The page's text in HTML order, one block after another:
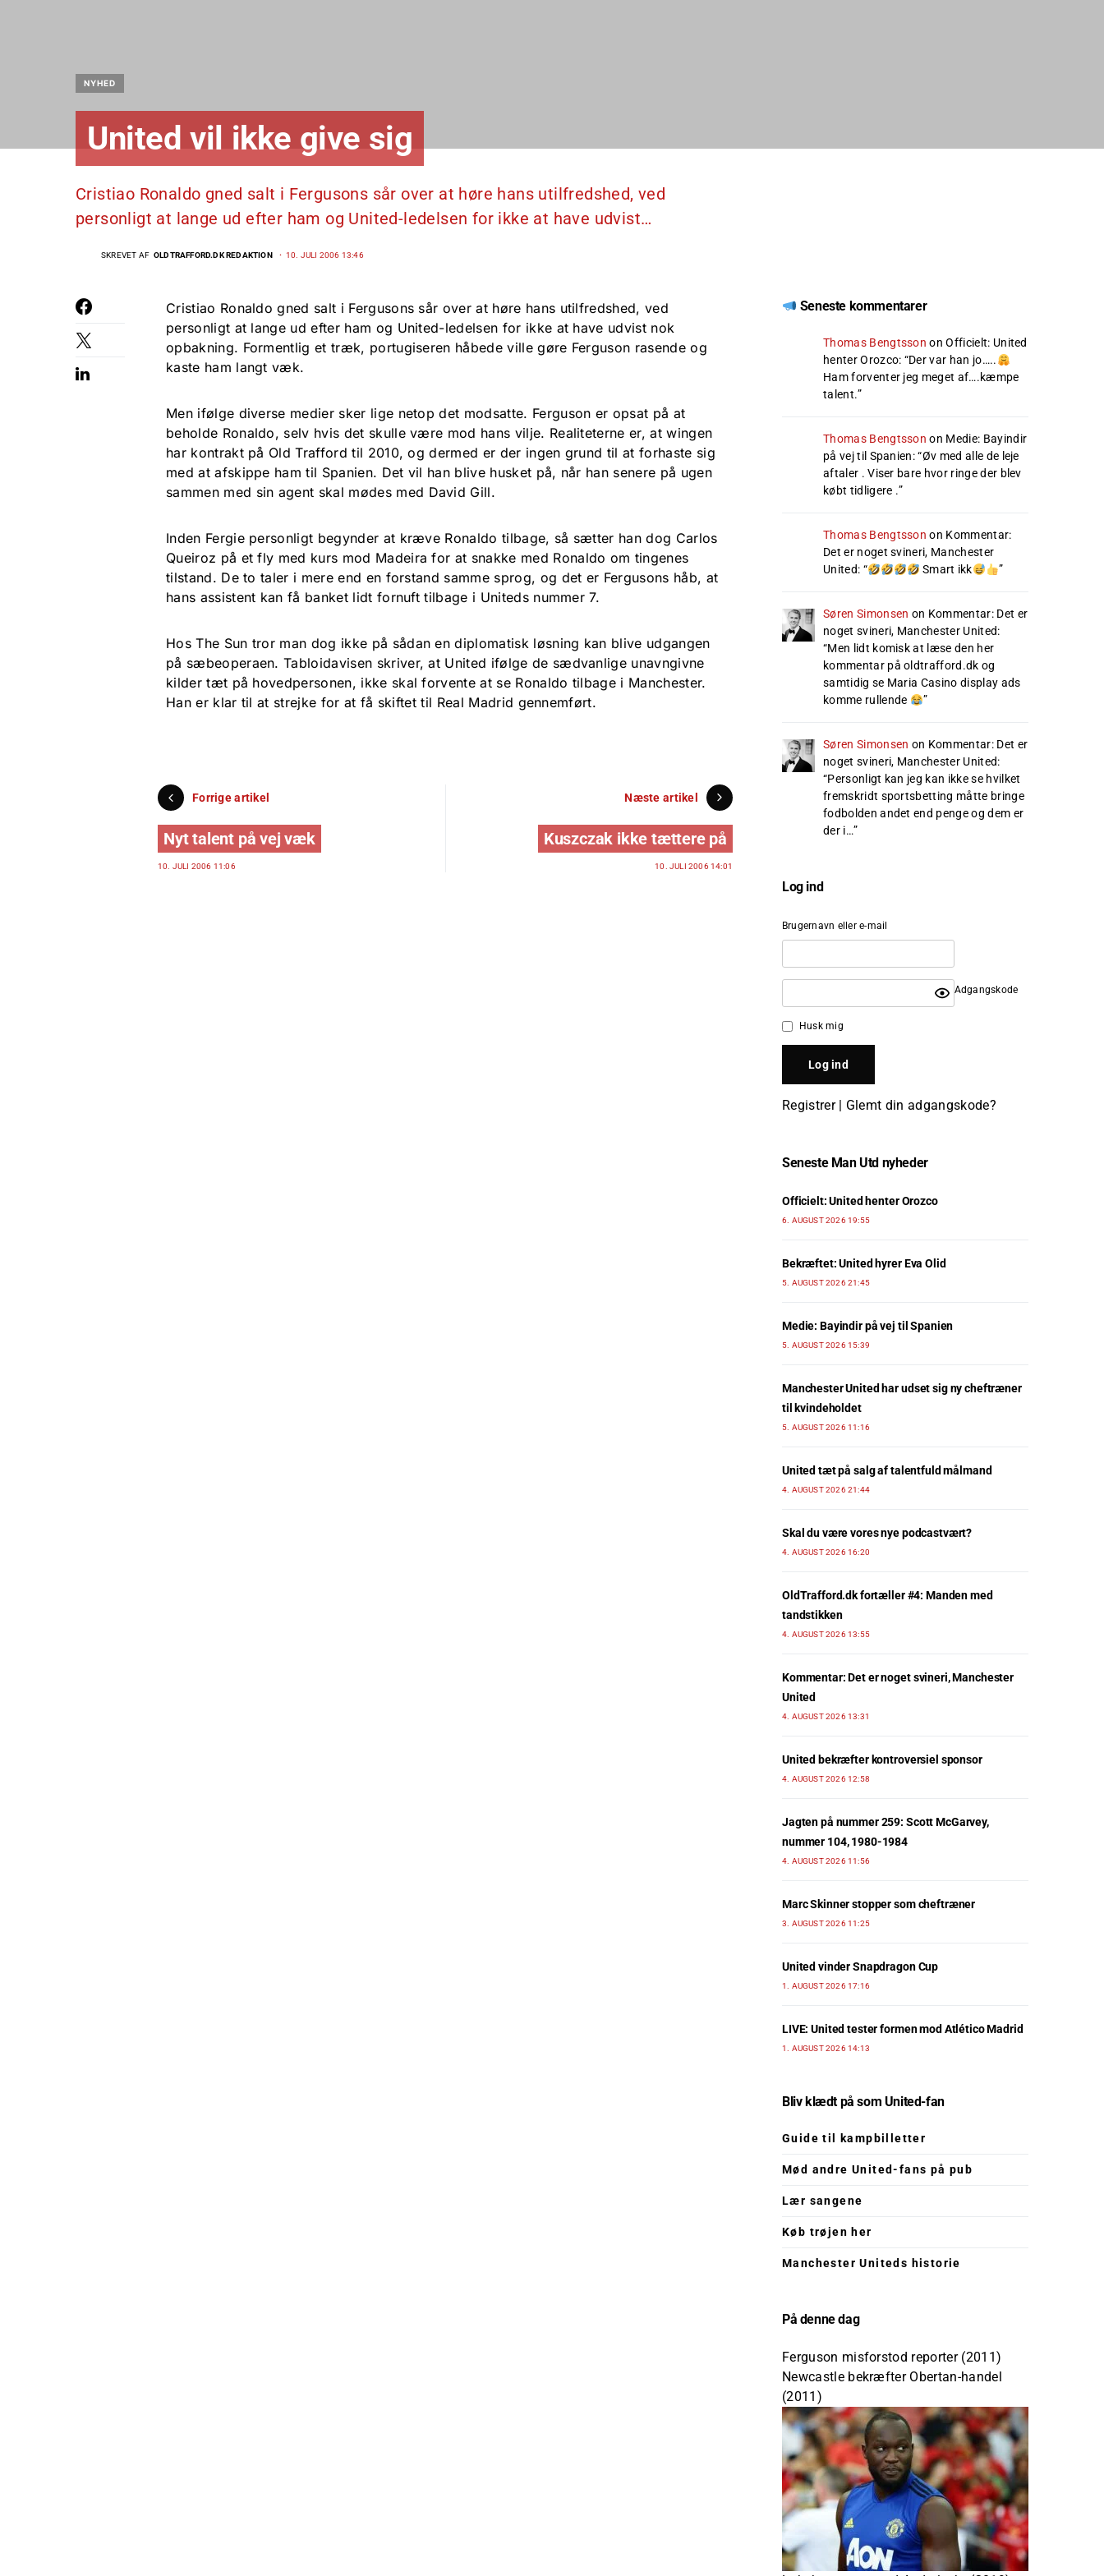
NYHED
United vil ikke give sig
Cristiao Ronaldo gned salt i Fergusons sår over at høre hans utilfredshed, ved
personligt at lange ud efter ham og United-ledelsen for ikke at have udvist…
SKREVET AF OLDTRAFFORD.DK REDAKTION 10. JULI 2006 13:46
Cristiao Ronaldo gned salt i Fergusons sår over at høre hans utilfredshed, ved
personligt at lange ud efter ham og United-ledelsen for ikke at have udvist nok
opbakning. Formentlig et træk, portugiseren håbede ville gøre Ferguson rasende og
kaste ham langt væk.
Men ifølge diverse medier sker lige netop det modsatte. Ferguson er opsat på at
beholde Ronaldo, selv hvis det skulle være mod hans vilje. Realiteterne er, at wingen
har kontrakt på Old Trafford til 2010, og dermed er der ingen grund til at forhaste sig
med at afskippe ham til Spanien. Det vil han blive husket på, når han senere på ugen
sammen med sin agent skal mødes med David Gill.
Inden Fergie personligt begynder at kræve Ronaldo tilbage, så sætter han dog Carlos
Queiroz på et fly med kurs mod Madeira for at snakke med Ronaldo om tingenes
tilstand. De to taler i mere end en forstand samme sprog, og det er Fergusons håb, at
hans assistent kan få banket lidt fornuft tilbage i Uniteds nummer 7.
Hos The Sun tror man dog ikke på sådan en diplomatisk løsning kan blive udgangen
på sæbeoperaen. Tabloidavisen skriver, at United ifølge de sædvanlige unavngivne
kilder tæt på hovedpersonen, ikke skal forvente at se Ronaldo tilbage i Manchester.
Han er klar til at strejke for at få skiftet til Real Madrid gennemført.
Forrige artikel
Nyt talent på vej væk
10. JULI 2006 11:06
Næste artikel
Kuszczak ikke tættere på
10. JULI 2006 14:01
Seneste kommentarer
Thomas Bengtsson onOfficielt: United
henter Orozco: “Der var han jo…..
Ham forventer jeg meget af….kæmpe
talent.”
Thomas Bengtsson on Medie: Bayindir
på vej til Spanien: “Øv med alle de leje
aftaler . Viser bare hvor ringe der blev
købt tidligere .”
Thomas Bengtsson on Kommentar:
Det er noget svineri, Manchester
United: “ Smart ikk ”
Søren Simonsen on Kommentar: Det er
noget svineri, Manchester United:
“Men lidt komisk at læse den her
kommentar på oldtrafford.dk og
samtidig se Maria Casino display ads
komme rullende
”
Søren Simonsen on Kommentar: Det er
noget svineri, Manchester United:
“Personligt kan jeg kan ikke se hvilket
fremskridt sportsbetting måtte bringe
fodbolden andet end penge og dem er
der i…”
Log ind
Brugernavn eller e-mail
Adgangskode
Husk mig
Registrer| Glemt din adgangskode?
Seneste Man Utd nyheder
Officielt: United henter Orozco
6. AUGUST 2026 19:55
Bekræftet: United hyrer Eva Olid
5. AUGUST 2026 21:45
Medie: Bayindir på vej til Spanien
5. AUGUST 2026 15:39
Manchester United har udset sig ny cheftræner
til kvindeholdet
5. AUGUST 2026 11:16
United tæt på salg af talentfuld målmand
4. AUGUST 2026 21:44
Skal du være vores nye podcastvært?
4. AUGUST 2026 16:20
OldTrafford.dk fortæller #4: Manden med
tandstikken
4. AUGUST 2026 13:55
Kommentar: Det er noget svineri, Manchester
United
4. AUGUST 2026 13:31
United bekræfter kontroversiel sponsor
4. AUGUST 2026 12:58
Jagten på nummer 259: Scott McGarvey,
nummer 104, 1980-1984
4. AUGUST 2026 11:56
Marc Skinner stopper som cheftræner
3. AUGUST 2026 11:25
United vinder Snapdragon Cup
1. AUGUST 2026 17:16
LIVE: United tester formen mod Atlético Madrid
1. AUGUST 2026 14:13
Bliv klædt på som United-fan
Guide til kampbilletter
Mød andre United-fans på pub
Lær sangene
Køb trøjen her
Manchester Uniteds historie
På denne dag
Ferguson misforstod reporter (2011)
Newcastle bekræfter Obertan-handel
(2011)